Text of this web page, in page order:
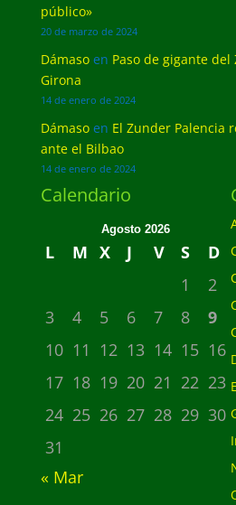
público»
20 de marzo de 2024
Dámasoen Paso de gigante
Girona
14 de enero de 2024
Dámasoen El Zunder Palencia
ante el Bilbao
14 de enero de 2024
Calendario
Agosto 2026
L M X J V S
D
1
2
3
4 5 6 7 8
9
10 11 12 13 14 15 16
17 18 19 20 21 22 23
24 25 26 27 28 29 30
31
« Mar